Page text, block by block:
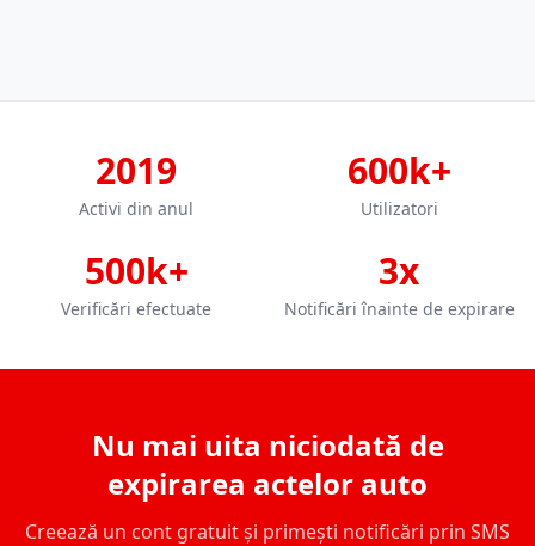
2019
Activi din anul
600k+
Utilizatori
500k+
Verificări efectuate
3x
Notificări înainte de expirare
Nu mai uita niciodată de
expirarea actelor auto
Creează un cont gratuit și primești notificări prin SMS